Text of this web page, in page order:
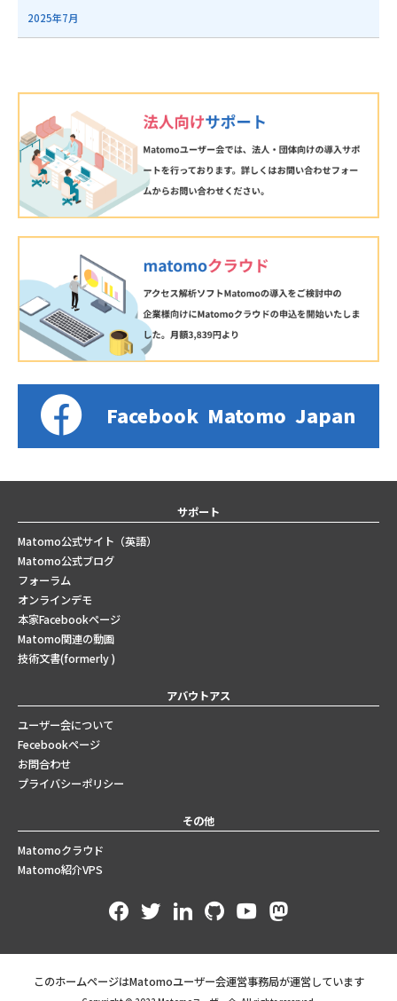
2025年7月
Facebook Matomo Japan
サポート
Matomo公式サイト（英語）
Matomo公式ブログ
フォーラム
オンラインデモ
本家Facebookページ
Matomo関連の動画
技術文書(formerly )
アバウトアス
ユーザー会について
Fecebookページ
お問合わせ
プライバシーポリシー
その他
Matomoクラウド
Matomo紹介VPS
このホームページはMatomoユーザー会運営事務局が運営しています